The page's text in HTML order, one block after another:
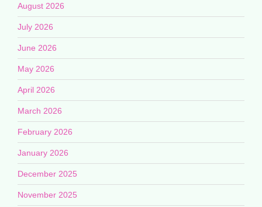
August 2026
July 2026
June 2026
May 2026
April 2026
March 2026
February 2026
January 2026
December 2025
November 2025